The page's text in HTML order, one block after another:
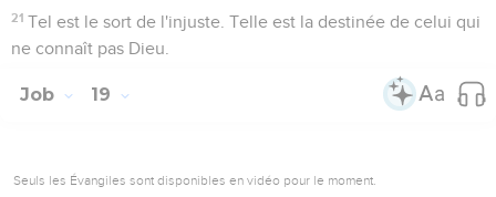
21 Tel est le sort de l'injuste. Telle est la destinée de celui qui
ne connaît pas Dieu.
Job 19
Seuls les Évangiles sont disponibles en vidéo pour le moment.